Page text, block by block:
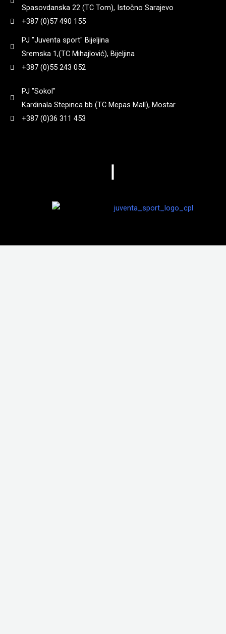
Spasovdanska 22 (TC Tom), Istočno Sarajevo
+387 (0)57 490 155
PJ "Juventa sport" Bijeljina
Sremska 1,(TC Mihajlović), Bijeljina
+387 (0)55 243 052
PJ "Sokol"
Kardinala Stepinca bb (TC Mepas Mall), Mostar
+387 (0)36 311 453
|